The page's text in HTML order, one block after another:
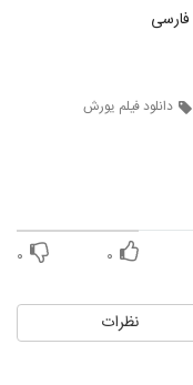
دانلود فیلم یورش
۰ ۰
نظرات